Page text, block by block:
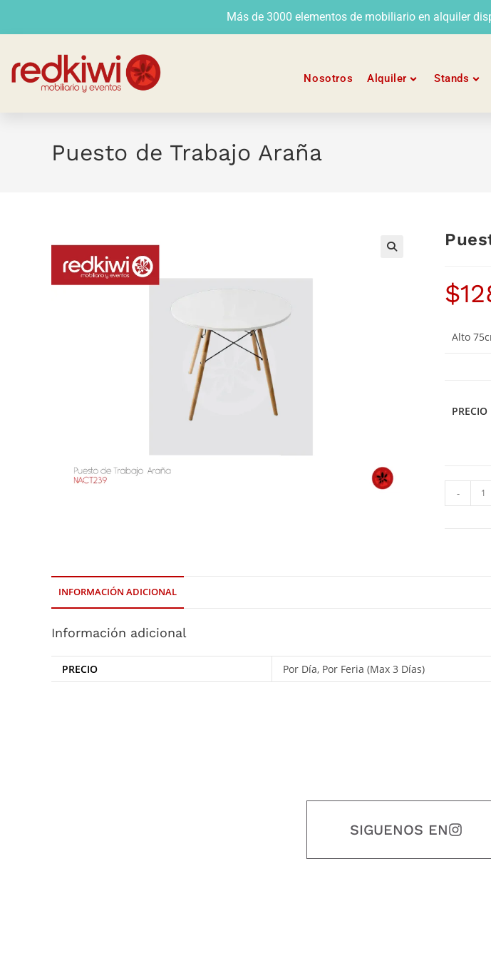
Más de 3000 elementos de mobiliario en alquiler
Nosotros Alquiler Stands
Puesto de Trabajo Araña
$
Alto
PRECIO
-
INFORMACIÓN ADICIONAL
Información adicional
PRECIO Por Día, Por Feria (Max 3 Días)
SIGUENOS EN